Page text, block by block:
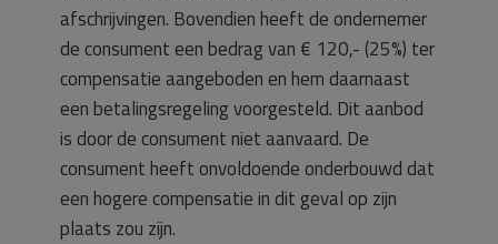
afschrijvingen. Bovendien heeft de ondernemer
de consument een bedrag van € 120,- (25%) ter
compensatie aangeboden en hem daarnaast
een betalingsregeling voorgesteld. Dit aanbod
is door de consument niet aanvaard. De
consument heeft onvoldoende onderbouwd dat
een hogere compensatie in dit geval op zijn
plaats zou zijn.